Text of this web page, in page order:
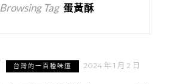
Browsing Tag 蛋黃酥
台灣的一百種味道 2024 年 1 月 2 日